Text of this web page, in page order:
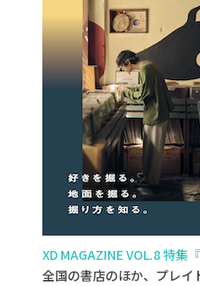
XD MAGAZINE VOL.8 特集
全国の書店のほか、プレイ